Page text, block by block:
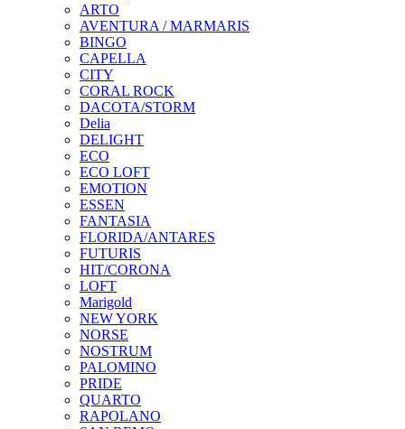
ARTO
AVENTURA / MARMARIS
BINGO
CAPELLA
CITY
CORAL ROCK
DACOTA/STORM
Delia
DELIGHT
ECO
ECO LOFT
EMOTION
ESSEN
FANTASIA
FLORIDA/ANTARES
FUTURIS
HIT/CORONA
LOFT
Marigold
NEW YORK
NORSE
NOSTRUM
PALOMINO
PRIDE
QUARTO
RAPOLANO